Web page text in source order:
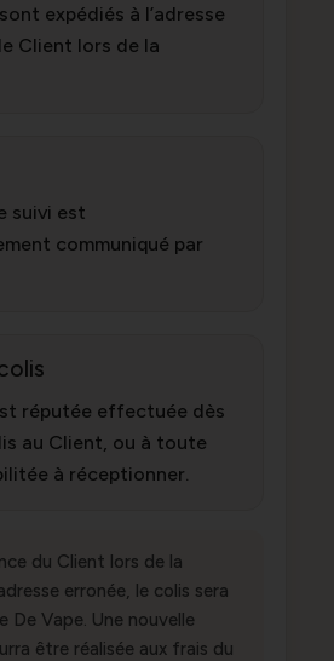
expédiés à l’adresse
Client lors de la
suivi est
communiqué par
réputée effectuée dès
au Client, ou à toute
à réceptionner.
du Client lors de la
erronée, le colis sera
De Vape. Une nouvelle
être réalisée aux frais du